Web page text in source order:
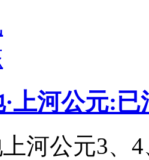
上河公元:已
河公元3、